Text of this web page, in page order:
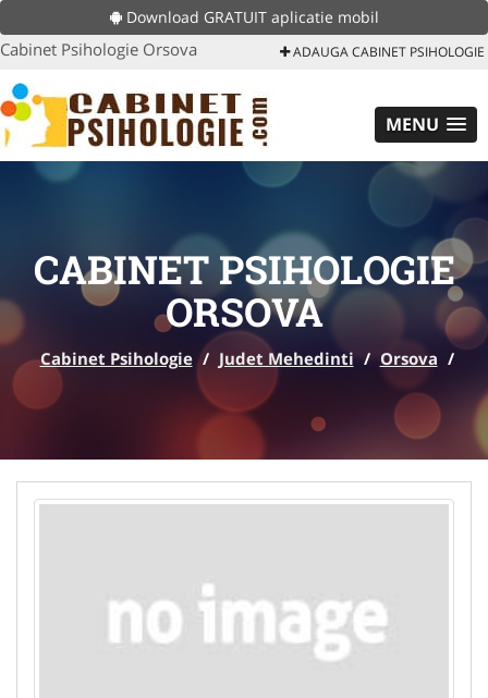
Download GRATUIT aplicatie mobil
Cabinet Psihologie Orsova ADAUGA CABINET PSIHOLOGIE
MENU
CABINET PSIHOLOGIE
ORSOVA
Cabinet Psihologie / Judet Mehedinti / Orsova /